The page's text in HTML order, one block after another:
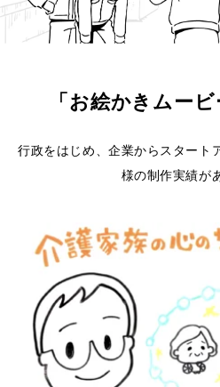
「お絵かきムー
行政をはじめ、企業からスタート
様の制作実績が